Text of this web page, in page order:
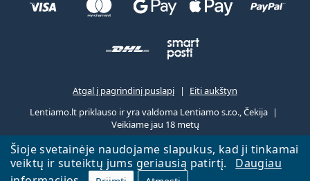
Šioje svetainėje naudojame slapukus, kad ji tinkamai
veiktų ir suteiktų jums geriausią patirtį.
Daugiau
Atgal į pagrindinį puslapį
Eiti aukštyn
Lentiamo.lt priklauso ir yra valdoma Lentiamo s.r.o., Čekija
Veikiame jau 18 metų